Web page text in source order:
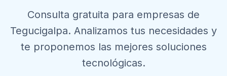
Consulta gratuita para empresas de
Tegucigalpa. Analizamos tus necesidades y
te proponemos las mejores soluciones
tecnológicas.